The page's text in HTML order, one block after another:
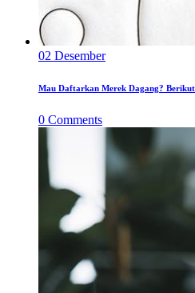
02 Desember
Mau Daftarkan Merek Dagang?
0 Comments